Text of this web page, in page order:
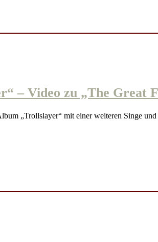
– Video zu „The Great
„Trollslayer“ mit einer weiteren Singe